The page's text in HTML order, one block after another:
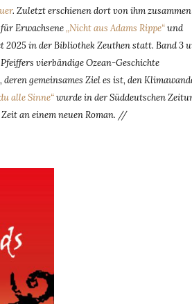
. Zuletzt erschienen dort von ihm
Erwachsene„Nicht aus Adams Rippe“und
in der Bibliothek Zeuthen statt. Band 3
vierbändige Ozean-Geschichte
gemeinsames Ziel es ist, den
alle Sinne“wurde in der Süddeutschen
Zeit an einem neuen Roman. //